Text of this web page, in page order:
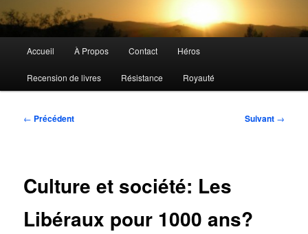
principal
Accueil À Propos Contact Héros
Recension de livres Résistance Royauté
Navigation
← Précédent Suivant →
Culture et société: Les
Libéraux pour 1000 ans?